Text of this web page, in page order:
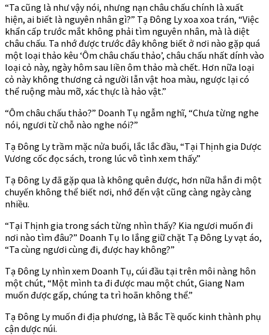
“Ta cũng là như vậy nói, nhưng nạn châu chấu chính là xuất
hiện, ai biết là nguyên nhân gì?” Tạ Đông Ly xoa xoa trán, “Việc
khẩn cấp trước mắt không phải tìm nguyên nhân, mà là diệt
châu chấu. Ta nhớ được trước đây không biết ở nơi nào gặp quá
một loại thảo kêu ‘Ôm châu chấu thảo’, châu chấu nhất dính vào
loại cỏ này, ngày hôm sau liền ôm thảo mà chết. Hơn nữa loại
cỏ này không thương cả người lẫn vật hoa màu, ngược lại có
thể ruộng màu mỡ, xác thực là hảo vật.”
“Ôm châu chấu thảo?” Doanh Tụ ngẫm nghĩ, “Chưa từng nghe
nói, ngươi từ chỗ nào nghe nói?”
Tạ Đông Ly trầm mặc nửa buổi, lắc lắc đầu, “Tại Thịnh gia Dược
Vương cốc đọc sách, trong lúc vô tình xem thấy.”
Tạ Đông Ly đã gặp qua là không quên được, hơn nữa hắn đi một
chuyến không thể biết nơi, nhớ đến vật cũng càng ngày càng
nhiều.
“Tại Thịnh gia trong sách từng nhìn thấy? Kia ngươi muốn đi
nơi nào tìm đâu?” Doanh Tụ lo lắng giữ chặt Tạ Đông Ly vạt áo,
“Ta cùng ngươi cùng đi, được hay không?”
Tạ Đông Ly nhìn xem Doanh Tụ, cúi đầu tại trên môi nàng hôn
một chút, “Một mình ta đi được mau một chút, Giang Nam
muốn được gấp, chúng ta trì hoãn không thể.”
Tạ Đông Ly muốn đi địa phương, là Bắc Tề quốc kinh thành phụ
cận dược núi.